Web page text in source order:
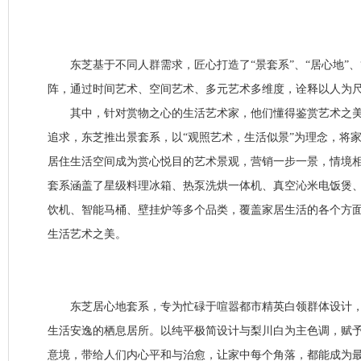
东芝基于不同人群需求，匠心打造了“景套系”、“居心地”、
阵，通过时间艺术、空间艺术、多元艺术多维度，诠释以人为
其中，针对赏物之心的生活艺术家，他们懂得鉴赏艺术之
追求，东芝推出景套系，以“观照艺术，生活似景”为理念，将
居住生活空间成为赏心悦目的艺术景观，营销一步一景，情境
套系涵盖了星级料理冰箱、热泵洗烘一体机、真空沁米电饭煲
饮机、智能马桶、壁挂炉等多个品类，覆盖家居生活的各个方
生活艺术之美。
东芝居心地套系，专为忙碌于喧嚣都市精英白领群体设计
生活安逸的栖息居所。以纯平极简设计与梨川白为主色调，赋
意境，带给人们内心平和与治愈，让家中每个角落，都能成为